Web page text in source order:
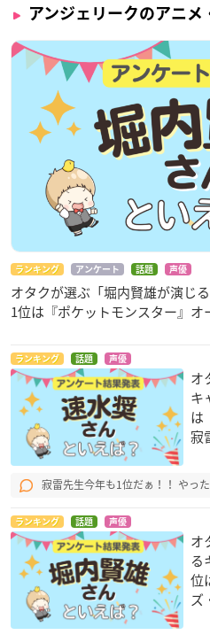
声優：関俊彦
アンジェリークのアニメ
ランキング アンケート 話題 声優
オタクが選ぶ「堀内賢雄が演じ
1位は『ポケットモンスター』オ
ランキング 話題 声優
オ
キ
は
寂
寂雷先生今年も1位だぁ！！ やっ
ランキング 話題 声優
オ
る
位
ズ